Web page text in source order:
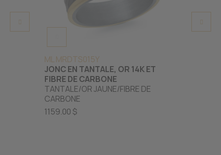
ML MRDTS015Y
JONC EN TANTALE, OR 14K ET
FIBRE DE CARBONE
TANTALE/OR JAUNE/FIBRE DE
CARBONE
1159.00 $